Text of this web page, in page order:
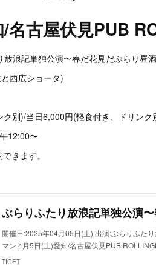
名古屋伏見PUB
浪記単独公演〜春だ花見だぶらり昼酒
西広ショータ)
別)/当日6,000円(軽食付き、ドリンク
12:00〜
きます。
開催日:2025年04月05日(土) 出演:ぶらりふた
マン 4月5日(土)愛知/名古屋伏見PUB
TIGET